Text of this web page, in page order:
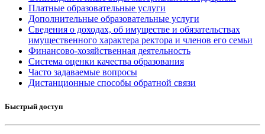
Платные образовательные услуги
Дополнительные образовательные услуги
Сведения о доходах, об имуществе и обязательствах
имущественного характера ректора и членов его семьи
Финансово-хозяйственная деятельность
Система оценки качества образования
Часто задаваемые вопросы
Дистанционные способы обратной связи
Быстрый доступ